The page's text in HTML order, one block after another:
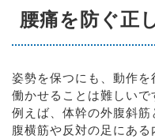
腰痛を防ぐ正
姿勢を保つにも、動作
働かせることは難しいで
例えば、体幹の外腹斜筋
腹横筋や反対の足にあ